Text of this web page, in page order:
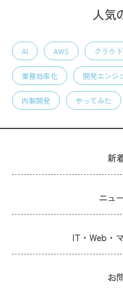
人気
AI AWS クラウ
業務効率化 開発エンジ
内製開発 やってみた
新
ニュ
IT・Web・
お